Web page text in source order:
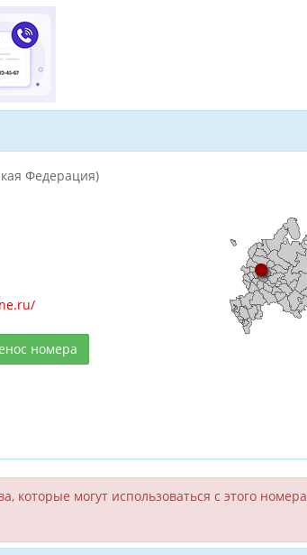
Федерация)
номера
кото­рые могут исполь­зоваться с этого номера